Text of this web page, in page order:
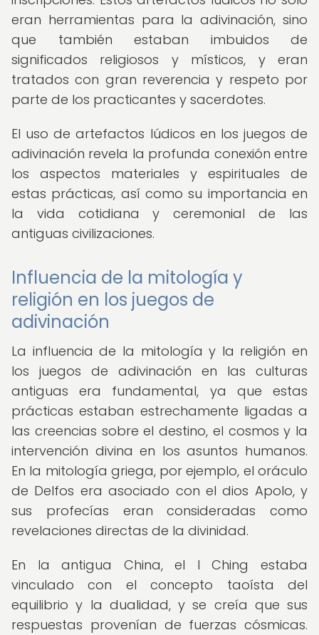
eran herramientas para la adivinación, sino
que también estaban imbuidos de
significados religiosos y místicos, y eran
tratados con gran reverencia y respeto por
parte de los practicantes y sacerdotes.
El uso de artefactos lúdicos en los juegos de
adivinación revela la profunda conexión entre
los aspectos materiales y espirituales de
estas prácticas, así como su importancia en
la vida cotidiana y ceremonial de las
antiguas civilizaciones.
Influencia de la mitología y
religión en los juegos de
adivinación
La influencia de la mitología y la religión en
los juegos de adivinación en las culturas
antiguas era fundamental, ya que estas
prácticas estaban estrechamente ligadas a
las creencias sobre el destino, el cosmos y la
intervención divina en los asuntos humanos.
En la mitología griega, por ejemplo, el oráculo
de Delfos era asociado con el dios Apolo, y
sus profecías eran consideradas como
revelaciones directas de la divinidad.
En la antigua China, el I Ching estaba
vinculado con el concepto taoísta del
equilibrio y la dualidad, y se creía que sus
respuestas provenían de fuerzas cósmicas.